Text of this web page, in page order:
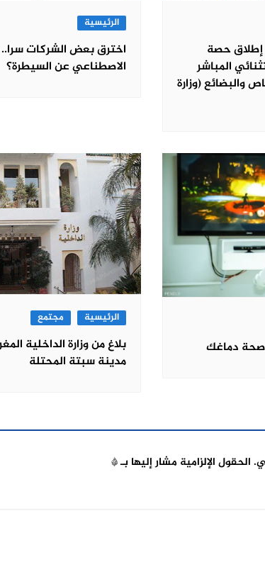
إطلاق حصة
المباشر
والبضائع (وزارة
الرئيسية
اخترق بعض الشركات
الاصطناعي عن السيطرة؟
صحة دماغك
الرئيسية مجتمع
بلاغ من وزارة الداخلية
مدينة سبتة المحتلة
الحقول الإلزامية مشار إليها بـ*